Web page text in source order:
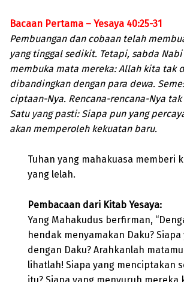
Bacaan Pertama – Yesaya 40:25-31
Pembuangan dan cobaan telah
yang tinggal sedikit. Tetapi, sabda Nabi
membuka mata mereka: Allah kita tak
dibandingkan dengan para dewa.
ciptaan-Nya. Rencana-rencana-Nya
Satu yang pasti: Siapa pun yang
akan memperoleh kekuatan baru.
Tuhan yang mahakuasa memberi
yang lelah.
Pembacaan dari Kitab Yesaya:
Yang Mahakudus berfirman,
hendak menyamakan Daku?
dengan Daku? Arahkanlah
lihatlah! Siapa yang menciptakan